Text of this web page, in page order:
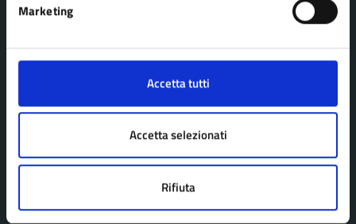
Marketing
Accetta tutti
Accetta selezionati
Rifiuta
Autorizzazioni
Catasto e urbanistica
Educazione e formazione
Giustizia e sicurezza pubblica
contravvenzioni
Turismo
Notizie